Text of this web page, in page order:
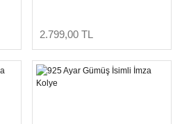
2.799,00 TL